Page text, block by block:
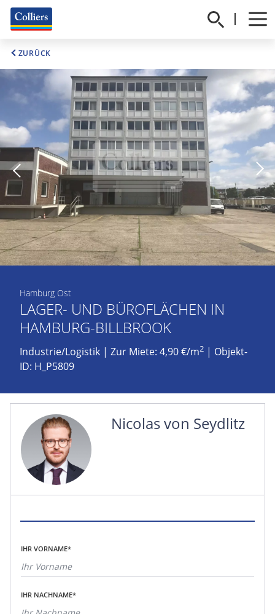
ZURÜCK
Hamburg Ost
LAGER- UND BÜROFLÄCHEN IN
HAMBURG-BILLBROOK
Industrie/Logistik | Zur Miete: 4,90 €/m2 | Objekt-
ID: H_P5809
Nicolas von Seydlitz
IHR VORNAME*
IHR NACHNAME*